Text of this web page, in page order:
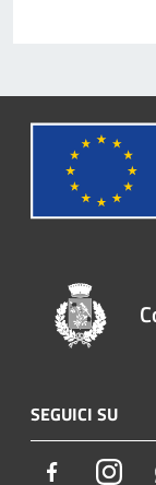
SEGUICI SU
Facebook